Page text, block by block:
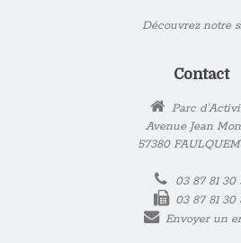
Découvrez notre
Contact
Parc
Avenue Jean
57380
03 87 81 30
03 87 81 30
Envoyer un